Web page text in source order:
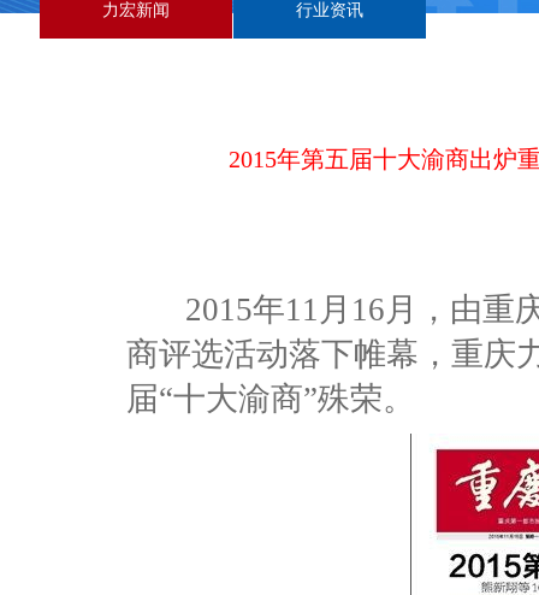
力宏新闻 行业资讯
2015年第五届十大渝商出炉
2015年11月16月，由重
商评选活动落下帷幕，重庆
届“十大渝商”殊荣。